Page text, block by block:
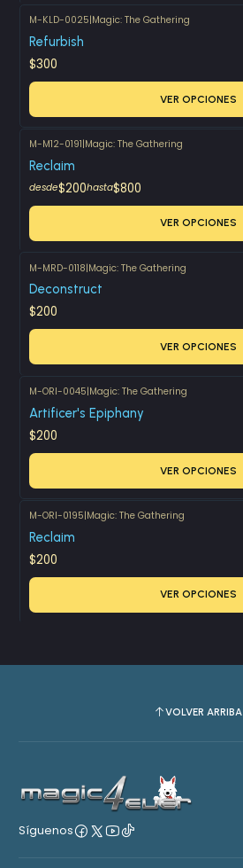
M-KLD-0025|Magic: The Gathering
Refurbish
$300
VER OPCIONES
M-M12-0191|Magic: The Gathering
Reclaim
desde$200hasta$800
VER OPCIONES
M-MRD-0118|Magic: The Gathering
Deconstruct
$200
VER OPCIONES
M-ORI-0045|Magic: The Gathering
Artificer's Epiphany
$200
VER OPCIONES
M-ORI-0195|Magic: The Gathering
Reclaim
$200
VER OPCIONES
VOLVER ARRIBA
Síguenos